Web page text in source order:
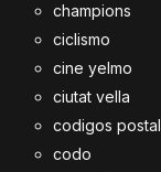
champions
ciclismo
cine yelmo
ciutat vella
codigos
codo